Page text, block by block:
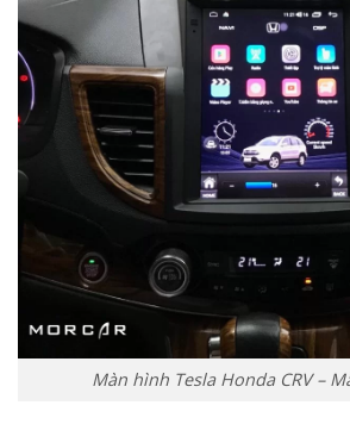
Màn hình Tesla Honda CRV –